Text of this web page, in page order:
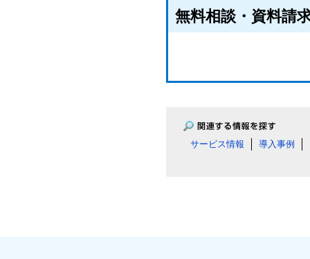
無料相談・資料請
サービス情報 導入事例